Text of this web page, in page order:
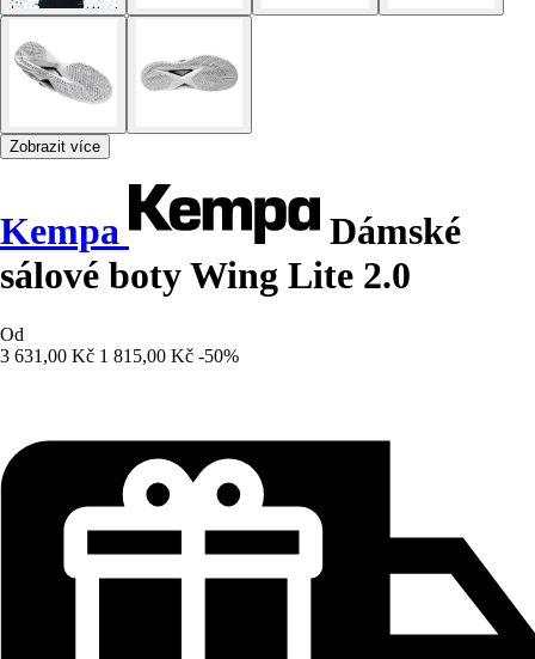
Zobrazit více
Kempa
Dámské
sálové boty Wing Lite 2.0
Od
3 631,00 Kč 1 815,00 Kč -50%